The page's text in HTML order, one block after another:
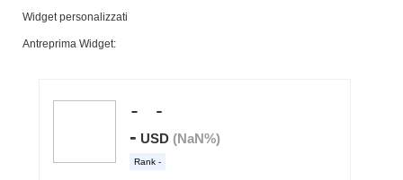
Widget personalizzati
Antreprima Widget: